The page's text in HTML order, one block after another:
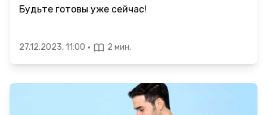
Будьте готовы уже сейчас!
27.12.2023, 11:00 · 2 мин.